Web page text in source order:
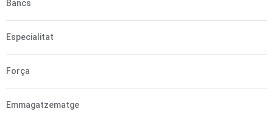
Bancs
Especialitat
Força
Emmagatzematge